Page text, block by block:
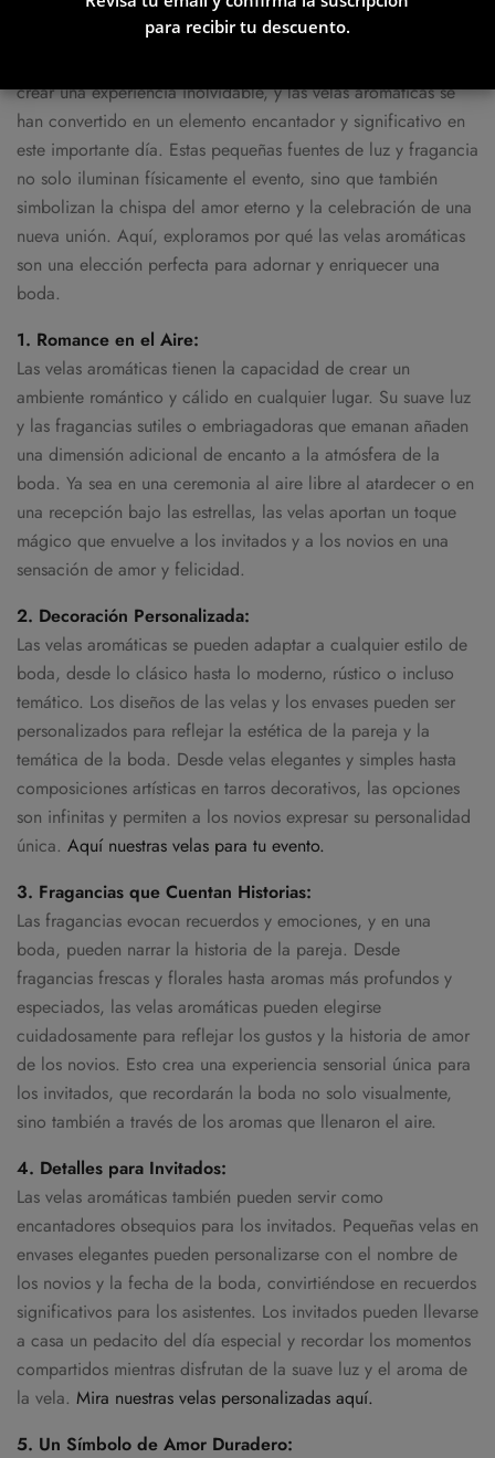
Las bodas son momentos mágicos, llenos de amor, alegría y
crear una experiencia inolvidable, y las velas aromáticas se
han convertido en un elemento encantador y significativo en
este importante día. Estas pequeñas fuentes de luz y fragancia
no solo iluminan físicamente el evento, sino que también
simbolizan la chispa del amor eterno y la celebración de una
nueva unión. Aquí, exploramos por qué las velas aromáticas
son una elección perfecta para adornar y enriquecer una
boda.
1. Romance en el Aire:
Las velas aromáticas tienen la capacidad de crear un
ambiente romántico y cálido en cualquier lugar. Su suave luz
y las fragancias sutiles o embriagadoras que emanan añaden
una dimensión adicional de encanto a la atmósfera de la
boda. Ya sea en una ceremonia al aire libre al atardecer o en
una recepción bajo las estrellas, las velas aportan un toque
mágico que envuelve a los invitados y a los novios en una
sensación de amor y felicidad.
2. Decoración Personalizada:
Las velas aromáticas se pueden adaptar a cualquier estilo de
boda, desde lo clásico hasta lo moderno, rústico o incluso
temático. Los diseños de las velas y los envases pueden ser
personalizados para reflejar la estética de la pareja y la
temática de la boda. Desde velas elegantes y simples hasta
composiciones artísticas en tarros decorativos, las opciones
son infinitas y permiten a los novios expresar su personalidad
única. Aquí nuestras velas para tu evento.
3. Fragancias que Cuentan Historias:
Las fragancias evocan recuerdos y emociones, y en una
boda, pueden narrar la historia de la pareja. Desde
fragancias frescas y florales hasta aromas más profundos y
especiados, las velas aromáticas pueden elegirse
cuidadosamente para reflejar los gustos y la historia de amor
de los novios. Esto crea una experiencia sensorial única para
los invitados, que recordarán la boda no solo visualmente,
sino también a través de los aromas que llenaron el aire.
4. Detalles para Invitados:
Las velas aromáticas también pueden servir como
encantadores obsequios para los invitados. Pequeñas velas en
envases elegantes pueden personalizarse con el nombre de
los novios y la fecha de la boda, convirtiéndose en recuerdos
significativos para los asistentes. Los invitados pueden llevarse
a casa un pedacito del día especial y recordar los momentos
compartidos mientras disfrutan de la suave luz y el aroma de
la vela. Mira nuestras velas personalizadas aquí.
5. Un Símbolo de Amor Duradero:
Vela Chai
para recibir tu descuento.